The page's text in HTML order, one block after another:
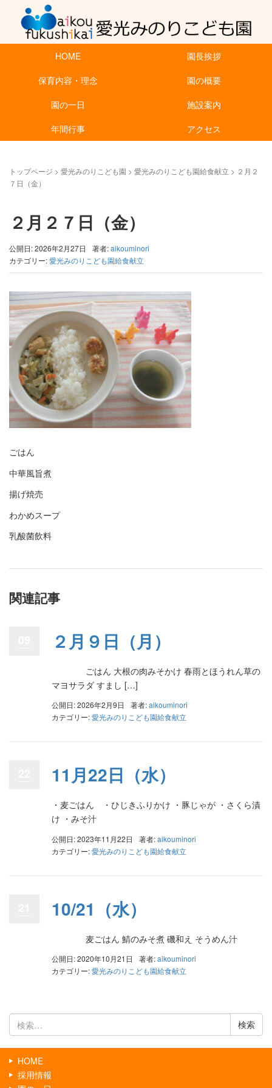
HOME
園長挨拶
保育内容・理念
園の概要
園の一日
施設案内
年間行事
アクセス
トップページ > 愛光みのりこども園 > 愛光みのりこども園給食献立 > ２月２
７日（金）
２月２７日（金）
公開日: 2026年2月27日 著者:aikouminori
カテゴリー:愛光みのりこども園給食献立
ごはん
中華風旨煮
揚げ焼売
わかめスープ
乳酸菌飲料
関連記事
２月９日（月）
ごはん 大根の肉みそかけ 春雨とほうれん草の
マヨサラダ すまし […]
公開日: 2026年2月9日 著者:aikouminori
カテゴリー:愛光みのりこども園給食献立
11月22日（水）
・麦ごはん ・ひじきふりかけ ・豚じゃが ・さくら漬
け ・みそ汁
公開日: 2023年11月22日 著者:aikouminori
カテゴリー:愛光みのりこども園給食献立
10/21（水）
麦ごはん 鯖のみそ煮 磯和え そうめん汁
公開日: 2020年10月21日 著者:aikouminori
カテゴリー:愛光みのりこども園給食献立
検
索:
HOME
採用情報